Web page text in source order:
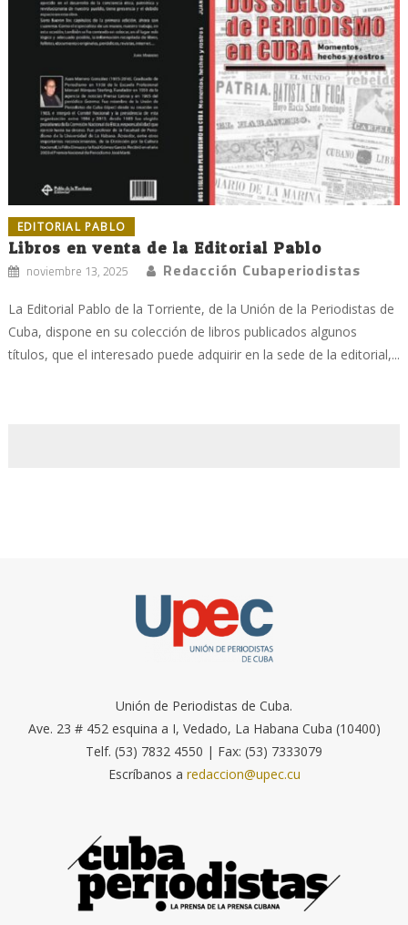
EDITORIAL PABLO
Libros en venta de la Editorial Pablo
noviembre 13, 2025 Redacción Cubaperiodistas
La Editorial Pablo de la Torriente, de la Unión de la Periodistas de
Cuba, dispone en su colección de libros publicados algunos
títulos, que el interesado puede adquirir en la sede de la editorial,...
Unión de Periodistas de Cuba.
Ave. 23 # 452 esquina a I, Vedado, La Habana Cuba (10400)
Telf. (53) 7832 4550 | Fax: (53) 7333079
Escríbanos a redaccion@upec.cu